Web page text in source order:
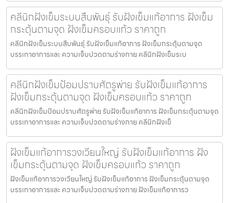
คลีนิกฝังเข็มระบบสืบพันธุ์ รับฝังเข็มแก้อาการ ฝังเข็ม
กระตุ้นตามจุด ฝังเข็มครอบแก้ว ราคาถูก
คลีนิกฝังเข็มระบบสืบพันธุ์ รับฝังเข็มแก้อาการ ฝังเข็มกระตุ้นตามจุด
บรรเทาอาการและ ความเจ็บปวดตามร่างกาย คลีนิกฝังเข็มระบ
คลีนิกฝังเข็มป้อมปราบศัตรูพ่าย รับฝังเข็มแก้อาการ
ฝังเข็มกระตุ้นตามจุด ฝังเข็มครอบแก้ว ราคาถูก
คลีนิกฝังเข็มป้อมปราบศัตรูพ่าย รับฝังเข็มแก้อาการ ฝังเข็มกระตุ้นตามจุด
บรรเทาอาการและ ความเจ็บปวดตามร่างกาย คลีนิกฝังเข็
ฝังเข็มแก้อาการวงเวียนใหญ่ รับฝังเข็มแก้อาการ ฝัง
เข็มกระตุ้นตามจุด ฝังเข็มครอบแก้ว ราคาถูก
ฝังเข็มแก้อาการวงเวียนใหญ่ รับฝังเข็มแก้อาการ ฝังเข็มกระตุ้นตามจุด
บรรเทาอาการและ ความเจ็บปวดตามร่างกาย ฝังเข็มแก้อาการว